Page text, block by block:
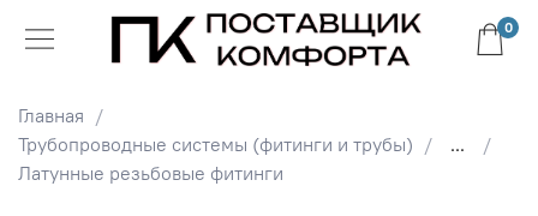
0
Главная
Трубопроводные системы (фитинги и трубы)
...
Латунные резьбовые фитинги